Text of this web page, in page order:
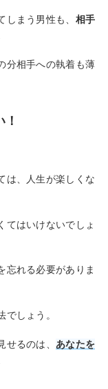
まう男性も、 相手
分相手への執着も薄
は、人生が楽しくな
てはいけないでしょ
忘れる必要がありま
でしょう。
るのは、 あなたを